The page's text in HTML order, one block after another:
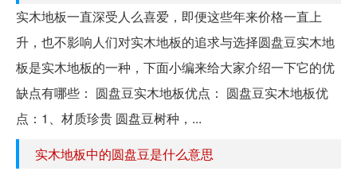
实木地板一直深受人么喜爱，即便这些年来价格一直上
升，也不影响人们对实木地板的追求与选择圆盘豆实木地
板是实木地板的一种，下面小编来给大家介绍一下它的优
缺点有哪些： 圆盘豆实木地板优点： 圆盘豆实木地板优
点：1、材质珍贵 圆盘豆树种，...
实木地板中的圆盘豆是什么意思